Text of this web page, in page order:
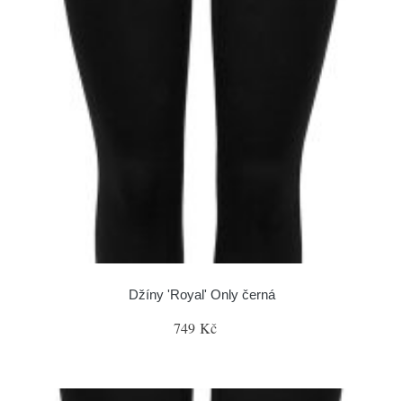
Džíny 'Royal' Only černá
749 Kč